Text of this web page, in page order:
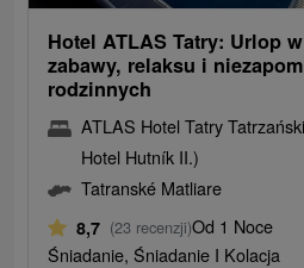
Hotel ATLAS Tatry: Urlop
zabawy, relaksu i
rodzinnych
ATLAS Hotel Tatry
Hotel Hutník II.)
Tatranské Matliare
8,7 (23 recenzji)Od 1 Noce
Śniadanie, Śniadanie I Kolacja